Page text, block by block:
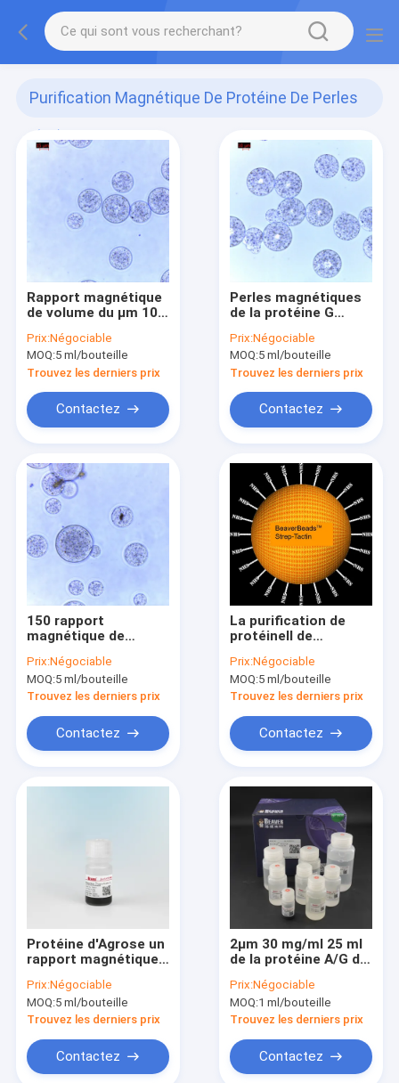
Purification Magnétique De Protéine De Perles
(56)
Rapport magnétique
de volume du μm 10%
de protéine de perles
d'Agrose 100 ml
Prix:Négociable
MOQ:5 ml/bouteille
Trouvez les derniers prix
Contactez
Perles magnétiques
de la protéine G
de la purification 30
de protéine 500 ml
Prix:Négociable
MOQ:5 ml/bouteille
Trouvez les derniers prix
Contactez
150 rapport
magnétique de
purification 10% de
protéine de perles de
μm 5 ml
Prix:Négociable
MOQ:5 ml/bouteille
Trouvez les derniers prix
Contactez
La purification de
protéineⅡ de
étiquette d'agarose
perle le μm 150 250
ml
Prix:Négociable
MOQ:5 ml/bouteille
Trouvez les derniers prix
Contactez
Protéine d'Agrose un
rapport magnétique
purification 10% de
protéine de perles 5
ml
Prix:Négociable
MOQ:5 ml/bouteille
Trouvez les derniers prix
Contactez
2μm 30 mg/ml 25 ml
de la protéine A/G de
Protein Purification
d'anticorps
Prix:Négociable
MOQ:1 ml/bouteille
Trouvez les derniers prix
Contactez